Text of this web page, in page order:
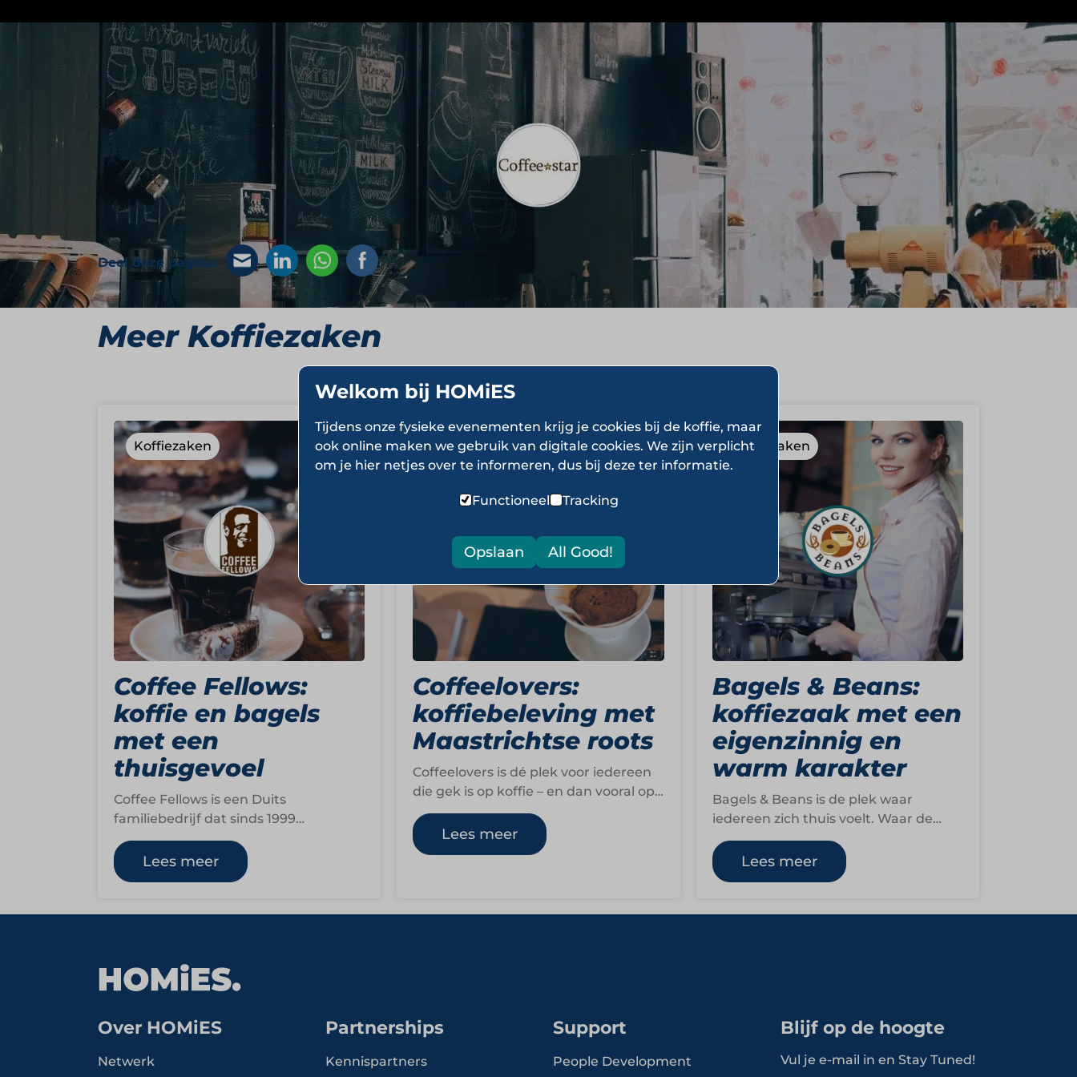
Meer info volgt.
Op deze pagina komt binnenkort meer informatie. We zijn op dit moment namelijk nog druk bezig om alle relevante informatie te
verzamelen, maar kunnen niet alles tegelijk. Kortom. Blijf onze website in de gaten houden en meld je aan voor onze nieuwsbrief.
Deel deze pagina:
Meer Koffiezaken
Koffiezaken
Coffee Fellows:
koffie en bagels
met een
thuisgevoel
Coffee Fellows is een Duits
familiebedrijf dat sinds 1999
bekendstaat om hoogwaardige
koffiespecialiteiten en ambachtelijk
bereide bagels, geserveerd in een…
Lees meer
Koffiezaken
Coffeelovers:
koffiebeleving met
Maastrichtse roots
Coffeelovers is dé plek voor iedereen
die gek is op koffie – en dan vooral op
de koffie van het…
Lees meer
Koffiezaken
Bagels & Beans:
koffiezaak met een
eigenzinnig en
warm karakter
Bagels & Beans is de plek waar
iedereen zich thuis voelt. Waar de
ochtend begint met de geur van
verse…Lees meer
Over HOMiES
Netwerk
Partnerships
Kennispartners
Support
People Development
Blijf op de hoogte
Vul je e-mail in en Stay Tuned!
Welkom bij HOMiES
Tijdens onze fysieke evenementen krijg je cookies bij de koffie, maar
ook online maken we gebruik van digitale cookies. We zijn verplicht
om je hier netjes over te informeren, dus bij deze ter informatie.
Functioneel Tracking
Opslaan All Good!